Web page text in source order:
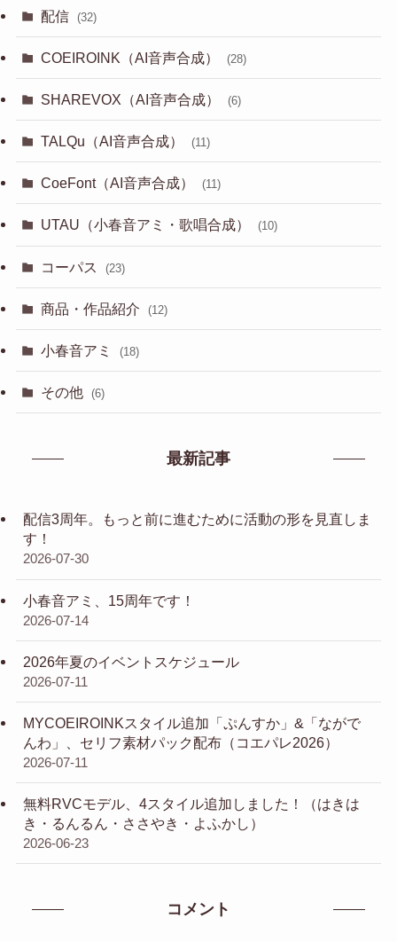
配信 (32)
COEIROINK（AI音声合成） (28)
SHAREVOX（AI音声合成） (6)
TALQu（AI音声合成） (11)
CoeFont（AI音声合成） (11)
UTAU（小春音アミ・歌唱合成） (10)
コーパス (23)
商品・作品紹介 (12)
小春音アミ (18)
その他 (6)
最新記事
配信3周年。もっと前に進むために活動の形を見直しま
す！
2026-07-30
小春音アミ、15周年です！
2026-07-14
2026年夏のイベントスケジュール
2026-07-11
MYCOEIROINKスタイル追加「ぷんすか」&「ながで
んわ」、セリフ素材パック配布（コエパレ2026）
2026-07-11
無料RVCモデル、4スタイル追加しました！（はきは
き・るんるん・ささやき・よふかし）
2026-06-23
コメント